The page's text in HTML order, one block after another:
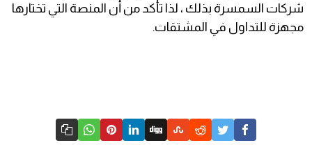
شركات السمسرة بذلك ، لذا تأكد من أن المنصة التي تختارها
مجهزة للتداول في المشتقات.